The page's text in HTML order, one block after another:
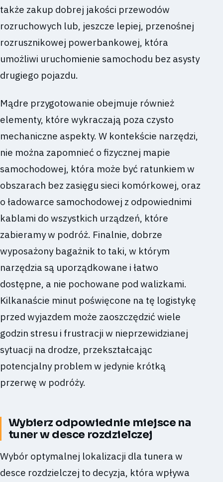
także zakup dobrej jakości przewodów
rozruchowych lub, jeszcze lepiej, przenośnej
rozrusznikowej powerbankowej, która
umożliwi uruchomienie samochodu bez asysty
drugiego pojazdu.
Mądre przygotowanie obejmuje również
elementy, które wykraczają poza czysto
mechaniczne aspekty. W kontekście narzędzi,
nie można zapomnieć o fizycznej mapie
samochodowej, która może być ratunkiem w
obszarach bez zasięgu sieci komórkowej, oraz
o ładowarce samochodowej z odpowiednimi
kablami do wszystkich urządzeń, które
zabieramy w podróż. Finalnie, dobrze
wyposażony bagażnik to taki, w którym
narzędzia są uporządkowane i łatwo
dostępne, a nie pochowane pod walizkami.
Kilkanaście minut poświęcone na tę logistykę
przed wyjazdem może zaoszczędzić wiele
godzin stresu i frustracji w nieprzewidzianej
sytuacji na drodze, przekształcając
potencjalny problem w jedynie krótką
przerwę w podróży.
Wybierz odpowiednie miejsce na
tuner w desce rozdzielczej
Wybór optymalnej lokalizacji dla tunera w
desce rozdzielczej to decyzja, która wpływa